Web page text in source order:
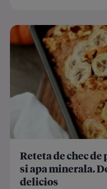
Reteta de chec
si apa minerala.
delicios